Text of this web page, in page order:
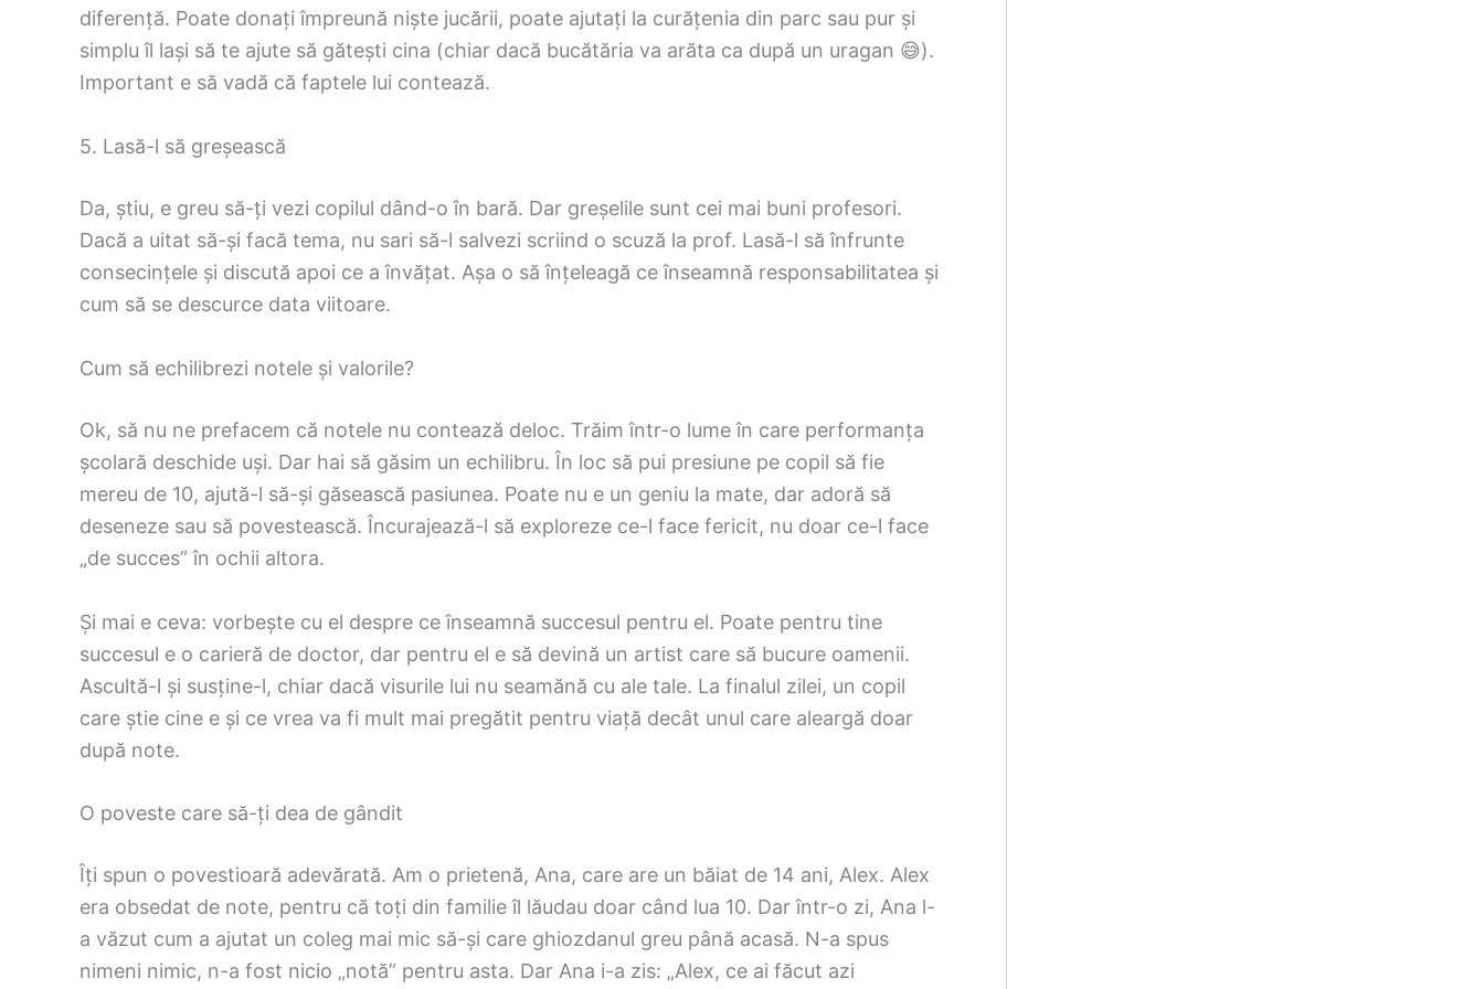
diferență. Poate donați împreună niște jucării, poate ajutați la curățenia din parc sau pur și
simplu îl lași să te ajute să gătești cina (chiar dacă bucătăria va arăta ca după un uragan 😅).
Important e să vadă că faptele lui contează.
5. Lasă-l să greșească
Da, știu, e greu să-ți vezi copilul dând-o în bară. Dar greșelile sunt cei mai buni profesori.
Dacă a uitat să-și facă tema, nu sari să-l salvezi scriind o scuză la prof. Lasă-l să înfrunte
consecințele și discută apoi ce a învățat. Așa o să înțeleagă ce înseamnă responsabilitatea și
cum să se descurce data viitoare.
Cum să echilibrezi notele și valorile?
Ok, să nu ne prefacem că notele nu contează deloc. Trăim într-o lume în care performanța
școlară deschide uși. Dar hai să găsim un echilibru. În loc să pui presiune pe copil să fie
mereu de 10, ajută-l să-și găsească pasiunea. Poate nu e un geniu la mate, dar adoră să
deseneze sau să povestească. Încurajează-l să exploreze ce-l face fericit, nu doar ce-l face
„de succes” în ochii altora.
Și mai e ceva: vorbește cu el despre ce înseamnă succesul pentru el. Poate pentru tine
succesul e o carieră de doctor, dar pentru el e să devină un artist care să bucure oamenii.
Ascultă-l și susține-l, chiar dacă visurile lui nu seamănă cu ale tale. La finalul zilei, un copil
care știe cine e și ce vrea va fi mult mai pregătit pentru viață decât unul care aleargă doar
după note.
O poveste care să-ți dea de gândit
Îți spun o povestioară adevărată. Am o prietenă, Ana, care are un băiat de 14 ani, Alex. Alex
era obsedat de note, pentru că toți din familie îl lăudau doar când lua 10. Dar într-o zi, Ana l-
a văzut cum a ajutat un coleg mai mic să-și care ghiozdanul greu până acasă. N-a spus
nimeni nimic, n-a fost nicio „notă” pentru asta. Dar Ana i-a zis: „Alex, ce ai făcut azi